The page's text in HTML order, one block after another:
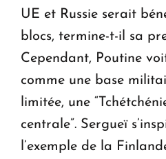
UE et Russie serait
blocs, termine-t-il sa
Cependant, Poutine
comme une base
limitée, une
centrale”. Sergueï
l’exemple de la